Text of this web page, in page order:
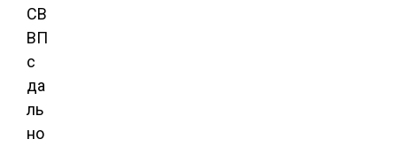
СВ
ВП
с
да
ль
но